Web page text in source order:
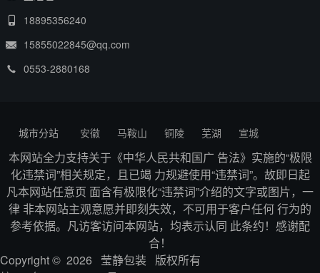
18895356240
15855022845@qq.com
0553-2880168
城市分站 安徽 马鞍山 铜陵 芜湖 宣城
本网站全力支持关于《中华人民共和国广 告法》实施的“极限
化违禁词”相关规定，且已竭 力规避使用“违禁词”。故即日起
凡本网站任意页 面含有极限化“违禁词”介绍的文字或图片，一
律 非本网站主观意愿并即刻失效，不可用于客户任何 行为的
参考依据。凡访客访问本网站，均表示认同 此条约！感谢配
合！
Copyright © 2026 莹静包装 版权所有